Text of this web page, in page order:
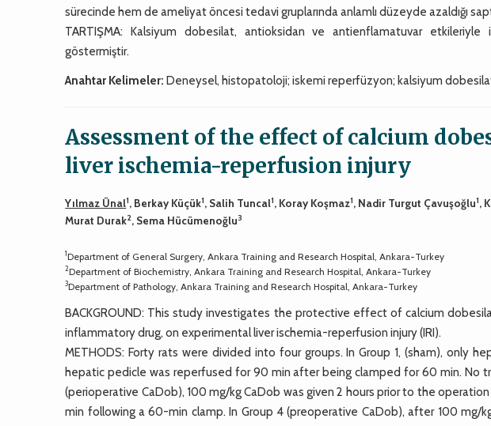
sürecinde hem de ameliyat öncesi tedavi gruplarında anlamlı düzeyde azaldığı
TARTIŞMA: Kalsiyum dobesilat, antioksidan ve antienflamatuvar
göstermiştir.
Anahtar Kelimeler: Deneysel, histopatoloji; iskemi reperfüzyon; kalsiyum
Assessment of the effect of calcium
liver ischemia-reperfusion injury
Yılmaz Ünal1, Berkay Küçük1, Salih Tuncal1, Koray Koşmaz1, Nadir Turgut Çavuşoğlu1,
Murat Durak2, Sema Hücümenoğlu3
1Department of General Surgery, Ankara Training and Research Hospital, Ankara-Turkey
2Department of Biochemistry, Ankara Training and Research Hospital, Ankara-Turkey
3Department of Pathology, Ankara Training and Research Hospital, Ankara-Turkey
BACKGROUND: This study investigates the protective effect of calcium
inflammatory drug, on experimental liver ischemia-reperfusion injury (IRI).
METHODS: Forty rats were divided into four groups. In Group 1, (sham), only
hepatic pedicle was reperfused for 90 min after being clamped for 60 min. No
(perioperative CaDob), 100 mg/kg CaDob was given 2 hours prior to the
min following a 60-min clamp. In Group 4 (preoperative CaDob), after 100 mg/